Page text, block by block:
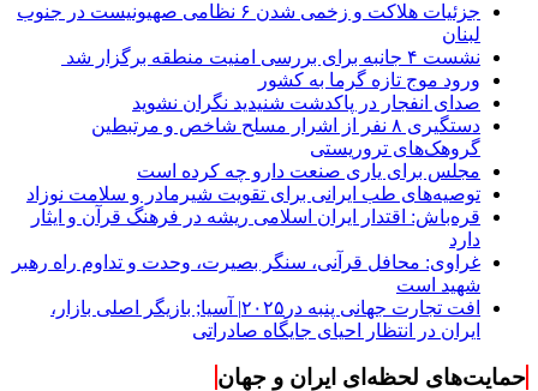
جزئیات هلاکت و زخمی شدن ۶ نظامی صهیونیست در جنوب
لبنان
نشست ۴ جانبه برای بررسی امنیت منطقه برگزار شد
ورود موج تازه گرما به کشور
صدای انفجار در پاکدشت شنیدید نگران نشوید
دستگیری ۸ نفر از اشرار مسلح شاخص و مرتبطین
گروهک‌های تروریستی
مجلس برای یاری صنعت دارو چه کرده است
توصیه‌های طب ایرانی برای تقویت شیرمادر و سلامت نوزاد
قره‌باش: اقتدار ایران اسلامی ریشه در فرهنگ قرآن و ایثار
دارد
غراوی: محافل قرآنی، سنگر بصیرت، وحدت و تداوم راه رهبر
شهید است
افت تجارت جهانی پنبه در۲۰۲۵| آسیا; بازیگر اصلی بازار،
ایران در انتظار احیای جایگاه صادراتی
حمایت‌های لحظه‌ای ایران و جهان